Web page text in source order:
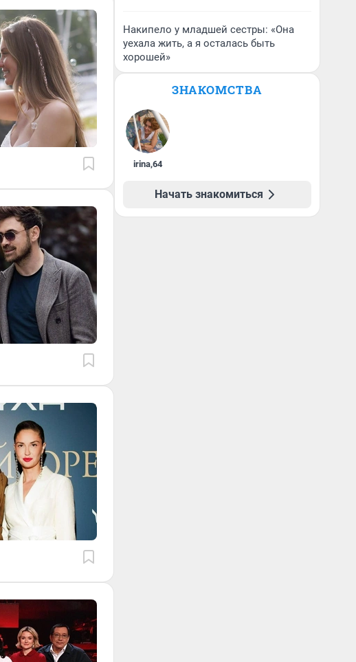
Накипело у младшей сестры: «Она
уехала жить, а я осталась быть
хорошей»
ЗНАКОМСТВА
irina,64
Начать знакомиться